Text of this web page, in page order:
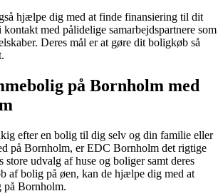
hjælpe dig med at finde finansiering til dit
med pålidelige samarbejdspartnere som
Deres mål er at gøre dit boligkøb så
på Bornholm med
efter en bolig til dig selv og din familie eller
på Bornholm, er EDC Bornholm det rigtige
udvalg af huse og boliger samt deres
af bolig på øen, kan de hjælpe dig med at
på Bornholm.